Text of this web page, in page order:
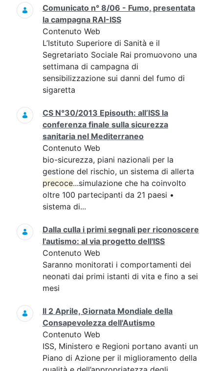
Comunicato n° 8/06 - Fumo, presentata
la campagna RAI-ISS
Contenuto Web
L’Istituto Superiore di Sanità e il
Segretariato Sociale Rai promuovono una
settimana di campagna di
sensibilizzazione sui danni del fumo di
sigaretta
CS N°30/2013 Episouth: all’ISS la
conferenza finale sulla sicurezza
sanitaria nel Mediterraneo
Contenuto Web
bio-sicurezza, piani nazionali per la
gestione del rischio, un sistema di allerta
precoce...simulazione che ha coinvolto
oltre 100 partecipanti da 21 paesi •
sistema di...
Dalla culla i primi segnali per riconoscere
l'autismo: al via progetto dell'ISS
Contenuto Web
Saranno monitorati i comportamenti dei
neonati dai primi istanti di vita e fino a sei
mesi
Il 2 Aprile, Giornata Mondiale della
Consapevolezza dell'Autismo
Contenuto Web
ISS, Ministero e Regioni portano avanti un
Piano di Azione per il miglioramento della